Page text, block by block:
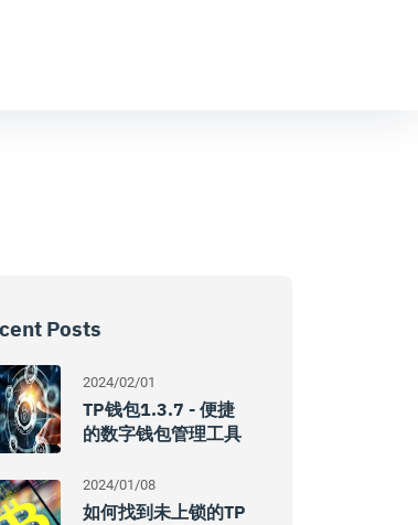
Posts
2024/02/01
TP钱包1.3.7 - 便捷
的数字钱包管理工具
2024/01/08
如何找到未上锁的TP